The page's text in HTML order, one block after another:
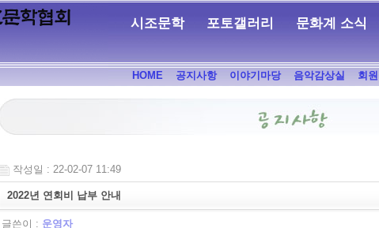
시조문학 포토갤러리 문화계 소식
HOME 공지사항 이야기마당 음악감상실 회
작성일 : 22-02-07 11:49
2022년 연회비 납부 안내
글쓴이 : 운영자